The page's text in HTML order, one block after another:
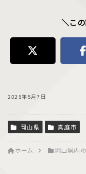
＼こ
2026年5月7日
岡山県 真庭市
ホーム 岡山県内